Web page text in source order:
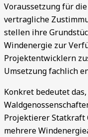
Voraussetzung für
vertragliche
stellen ihre
Windenergie zur
Projektentwicklern
Umsetzung fachlich
Konkret bedeutet
Projektierer Statkraft
mehrere